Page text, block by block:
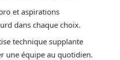
et aspirations
dans chaque choix.
technique supplante
une équipe au quotidien.